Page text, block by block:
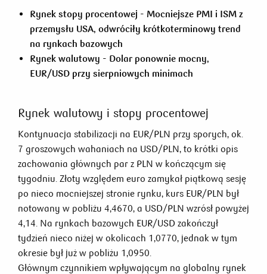
Newsletter
800 302 302
Rynek stopy procentowej - Mocniejsze PMI i ISM z
przemysłu USA, odwróciły krótkoterminowy trend
na rynkach bazowych
Rynek walutowy - Dolar ponownie mocny,
EUR/USD przy sierpniowych minimach
Rynek walutowy i stopy procentowej
Kontynuacja stabilizacji na EUR/PLN przy sporych, ok.
7 groszowych wahaniach na USD/PLN, to krótki opis
zachowania głównych par z PLN w kończącym się
tygodniu. Złoty względem euro zamykał piątkową sesję
po nieco mocniejszej stronie rynku, kurs EUR/PLN był
notowany w pobliżu 4,4670, a USD/PLN wzrósł powyżej
4,14. Na rynkach bazowych EUR/USD zakończył
tydzień nieco niżej w okolicach 1,0770, jednak w tym
okresie był już w pobliżu 1,0950.
Głównym czynnikiem wpływającym na globalny rynek